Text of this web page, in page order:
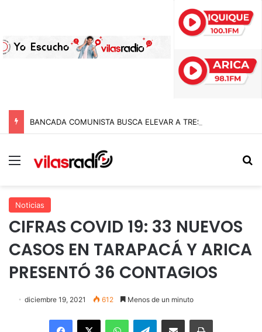
Menú
Noticias
CIFRAS COVID 19: 33 NUEVOS
CASOS EN TARAPACÁ Y ARICA
PRESENTÓ 36 CONTAGIOS
diciembre 19, 2021 612 Menos de un minuto
Facebook
X WhatsAppTelegramEnviar vía email Imprimir